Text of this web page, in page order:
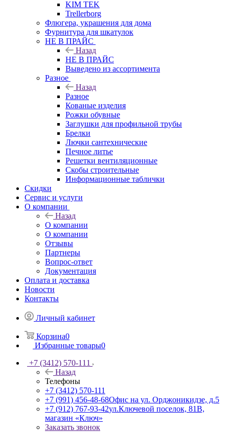
KIM TEK
Trellerborg
Флюгера, украшения для дома
Фурнитура для шкатулок
НЕ В ПРАЙС
Назад
НЕ В ПРАЙС
Выведено из ассортимента
Разное
Назад
Разное
Кованые изделия
Рожки обувные
Заглушки для профильной трубы
Брелки
Лючки сантехнические
Печное литье
Решетки вентиляционные
Скобы строительные
Информационные таблички
Скидки
Сервис и услуги
О компании
Назад
О компании
О компании
Отзывы
Партнеры
Вопрос-ответ
Документация
Оплата и доставка
Новости
Контакты
Личный кабинет
Корзина0
Избранные товары0
+7 (3412) 570-111
Назад
Телефоны
+7 (3412) 570-111
+7 (991) 456-48-68Офис на ул. Орджоникидзе, д.5
+7 (912) 767-93-42ул.Ключевой поселок, 81В,
магазин «Ключ»
Заказать звонок